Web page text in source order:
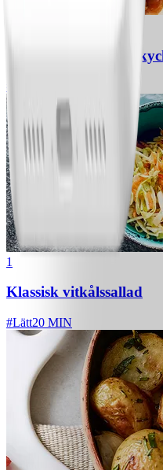
Chili con carne med
#
1
Klassisk vitkålssallad
#Lätt20 MIN